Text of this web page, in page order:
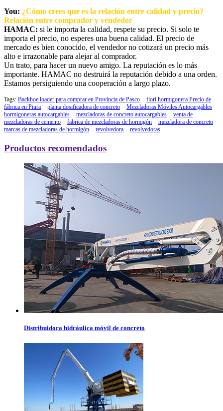
You: ¿Cómo crees que es la relación entre calidad y precio?
Relación entre comprador y vendedor
HAMAC: si le importa la calidad, respete su precio. Si solo te
importa el precio, no esperes una buena calidad. El precio de
mercado es bien conocido, el vendedor no cotizará un precio más
alto e irrazonable para alejar al comprador.
Un trato, para hacer un nuevo amigo. La reputación es lo más
importante. HAMAC no destruirá la reputación debido a una orden.
Estamos persiguiendo una cooperación a largo plazo.
Tags: Backhoe loader para comprar en Provincia de Pasco
fiori hormigonera Precio de
fábrica en Piura
planta dosificadora de concreto
Mezcladoras Móviles Autocargables
hormigoneras autocargables
mezcladoras de concreto autocargables
venta de
mezcladoras de cemento
fabrica de mezcladoras de hormigón
mezcladora de concreto
marcas de mezcladoras de hormigón
revolvedora revolvedoras
Productos recomendados
Distribuidora hidráulica móvil de concreto